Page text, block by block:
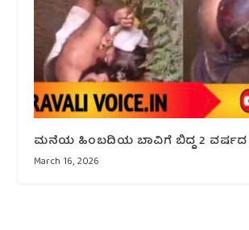
ಮನೆಯ ಹಿಂಬದಿಯ ಬಾವಿಗೆ ಬಿದ್ದ 2 ವರ್ಷದ
March 16, 2026